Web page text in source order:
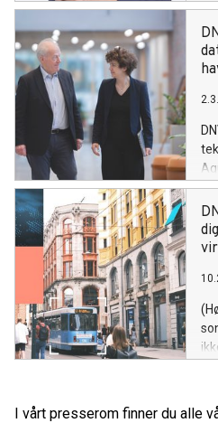
I vårt presserom finner du alle